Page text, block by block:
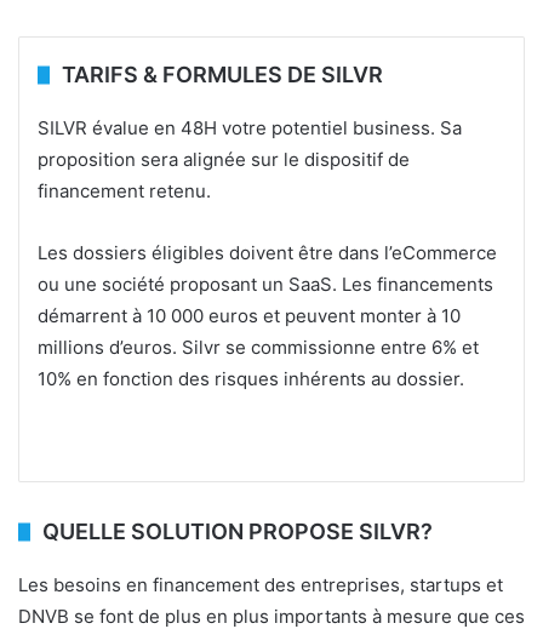
TARIFS & FORMULES DE SILVR
SILVR évalue en 48H votre potentiel business. Sa
proposition sera alignée sur le dispositif de
financement retenu.
Les dossiers éligibles doivent être dans l’eCommerce
ou une société proposant un SaaS. Les financements
démarrent à 10 000 euros et peuvent monter à 10
millions d’euros. Silvr se commissionne entre 6% et
10% en fonction des risques inhérents au dossier.
QUELLE SOLUTION PROPOSE SILVR?
Les besoins en financement des entreprises, startups et
DNVB se font de plus en plus importants à mesure que ces